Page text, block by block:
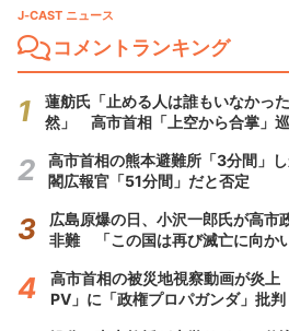
J-CAST ニュース
コメントランキング
蓮舫氏「止める人は誰もいなかっ
然」 高市首相「上空から合掌」
高市首相の熊本避難所「3分間」
閣広報官「51分間」だと否定
広島原爆の日、小沢一郎氏が高市
非難 「この国は再び滅亡に向か
高市首相の被災地視察動画が炎
PV」に「政権プロパガンダ」批判